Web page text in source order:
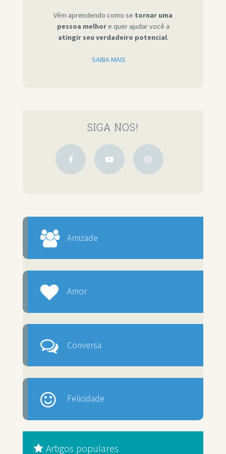
Vêm aprendendo como se tornar uma
pessoa melhore quer ajudar você a
atingir seu verdadeiro potencial.
SAIBA MAIS
SIGA NOS!
Amizade
Amor
Conversa
Felicidade
Artigos populares